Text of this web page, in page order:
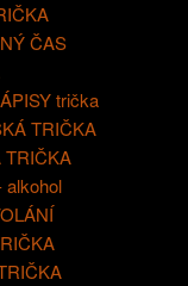
ČAS
trička
TRIČKA
TRIČKA
alkohol